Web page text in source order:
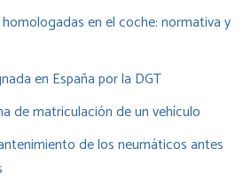
en el coche: normativa y
en España por la DGT
de matriculación de un vehículo
de los neumáticos antes